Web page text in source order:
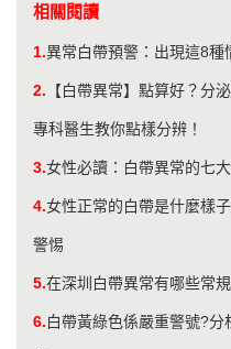
相關閱讀
1.異常白帶預警：出現這8種
2. 【白帶異常】點算好？分
專科醫生教你點樣分辨！
3.女性必讀：白帶異常的七
4.女性正常的白帶是什麼樣
警惕
5.在深圳白帶異常有哪些常
6.白帶黃綠色係嚴重警號?